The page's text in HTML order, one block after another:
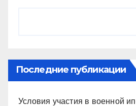
ki
Последние публикации
Условия участия в военной